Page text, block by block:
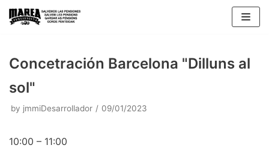
Skip
Concetración Barcelona "Dilluns al
sol"
by jmmiDesarrollador 09/01/2023
10:00 – 11:00